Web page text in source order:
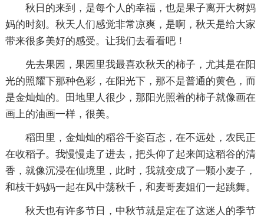
秋日的来到，是每个人的幸福，也是果子离开大树妈
妈的时刻。秋天人们感觉非常凉爽，是啊，秋天是给大家
带来很多美好的感受。让我们去看看吧！
先去果园，果园里我最喜欢秋天的柿子，尤其是在阳
光的照耀下那种色彩，在阳光下，那不是普通的黄色，而
是金灿灿的。田地里人很少，那阳光照着的柿子就像画在
画上的油画一样，很美。
稻田里，金灿灿的稻谷千姿百态，在不远处，农民正
在收稻子。我慢慢走了进去，把头仰了起来闻这稻谷的清
香，就像沉浸在仙境里，此时，我就变成了一颗小麦子，
和枝干妈妈一起在风中荡秋千，和麦哥麦姐们一起跳舞。
秋天也有许多节日，中秋节就是定在了这迷人的季节